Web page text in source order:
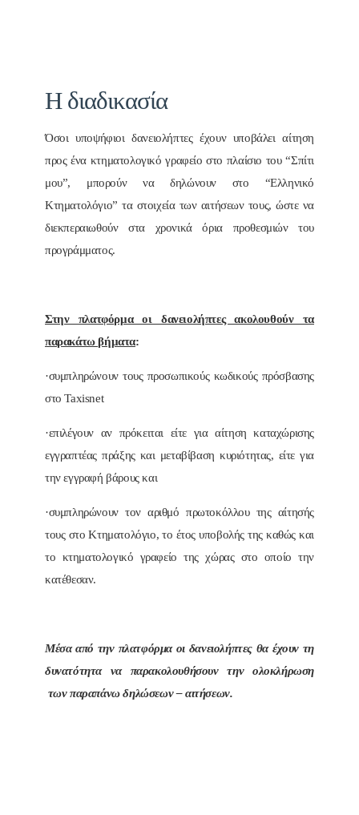
Η διαδικασία
Όσοι υποψήφιοι δανειολήπτες έχουν υποβάλει αίτηση
προς ένα κτηματολογικό γραφείο στο πλαίσιο του “Σπίτι
μου”, μπορούν να δηλώνουν στο “Ελληνικό
Κτηματολόγιο” τα στοιχεία των αιτήσεων τους, ώστε να
διεκπεραιωθούν στα χρονικά όρια προθεσμιών του
προγράμματος.
Στην πλατφόρμα οι δανειολήπτες ακολουθούν τα
παρακάτω βήματα:
·συμπληρώνουν τους προσωπικούς κωδικούς πρόσβασης
στο Taxisnet
·επιλέγουν αν πρόκειται είτε για αίτηση καταχώρισης
εγγραπτέας πράξης και μεταβίβαση κυριότητας, είτε για
την εγγραφή βάρους και
·συμπληρώνουν τον αριθμό πρωτοκόλλου της αίτησής
τους στο Κτηματολόγιο, το έτος υποβολής της καθώς και
το κτηματολογικό γραφείο της χώρας στο οποίο την
κατέθεσαν.
Μέσα από την πλατφόρμα οι δανειολήπτες θα έχουν τη
δυνατότητα να παρακολουθήσουν την ολοκλήρωση
των παραπάνω δηλώσεων – αιτήσεων.